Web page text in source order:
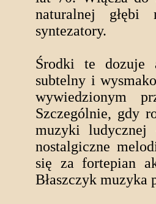
naturalnej głębi
syntezatory.
Środki te dozuje
subtelny i
wywiedzionym
Szczególnie, gdy
muzyki
nostalgiczne
się za fortepian
Błaszczyk muzyka